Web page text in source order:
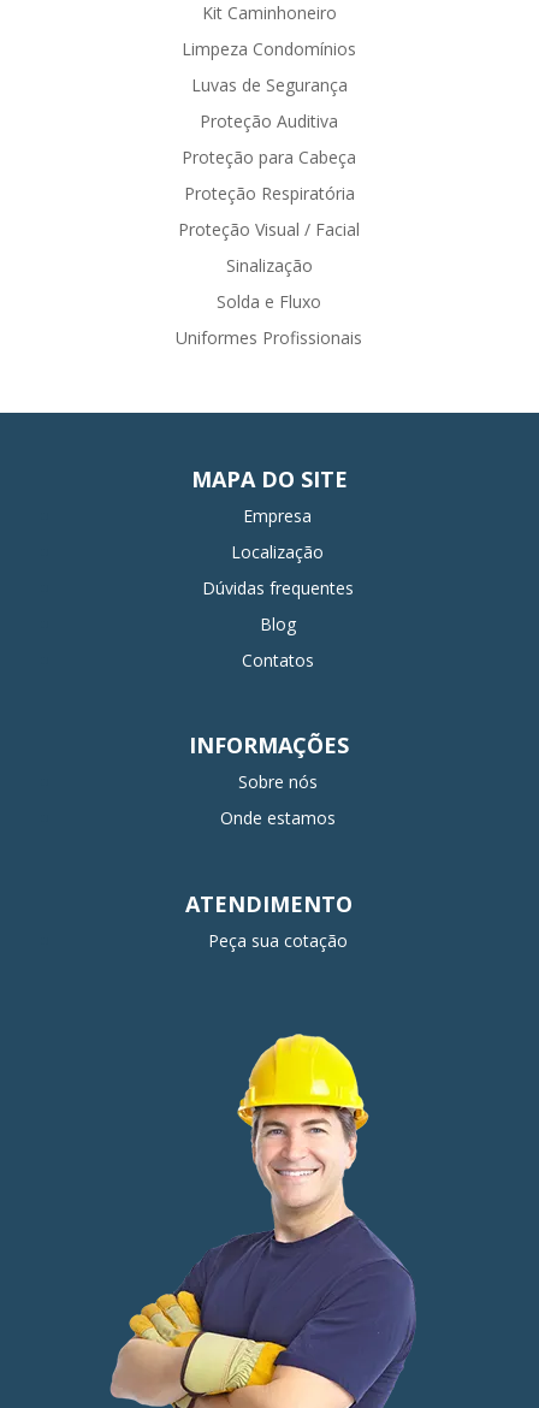
Kit Caminhoneiro
Limpeza Condomínios
Luvas de Segurança
Proteção Auditiva
Proteção para Cabeça
Proteção Respiratória
Proteção Visual / Facial
Sinalização
Solda e Fluxo
Uniformes Profissionais
MAPA DO SITE
Empresa
Localização
Dúvidas frequentes
Blog
Contatos
INFORMAÇÕES
Sobre nós
Onde estamos
ATENDIMENTO
Peça sua cotação